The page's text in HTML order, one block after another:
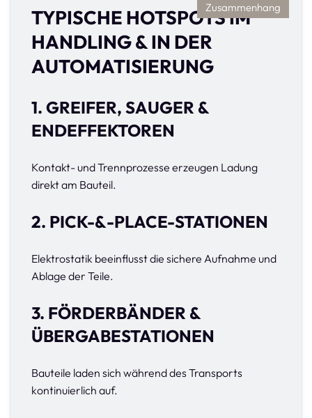
Zusammenhang
TYPISCHE HOTSPOTS IM
HANDLING & IN DER
AUTOMATISIERUNG
1. GREIFER, SAUGER &
ENDEFFEKTOREN
Kontakt- und Trennprozesse erzeugen Ladung
direkt am Bauteil.
2. PICK-&-PLACE-STATIONEN
Elektrostatik beeinflusst die sichere Aufnahme und
Ablage der Teile.
3. FÖRDERBÄNDER &
ÜBERGABESTATIONEN
Bauteile laden sich während des Transports
kontinuierlich auf.